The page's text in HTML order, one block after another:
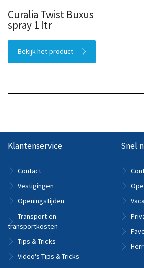
Curalia Twist Buxus
spray 1 ltr
Bekijk het product
Klantenservice
Contact
Vestigingen
Openingstijden
Transport en
transportkosten
Tips & Tricks
Video's Tips & Tricks
Snel